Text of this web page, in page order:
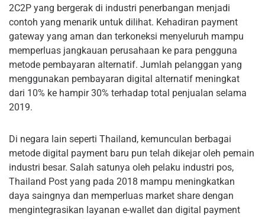
2C2P yang bergerak di industri penerbangan menjadi
contoh yang menarik untuk dilihat. Kehadiran payment
gateway yang aman dan terkoneksi menyeluruh mampu
memperluas jangkauan perusahaan ke para pengguna
metode pembayaran alternatif. Jumlah pelanggan yang
menggunakan pembayaran digital alternatif meningkat
dari 10% ke hampir 30% terhadap total penjualan selama
2019.
Di negara lain seperti Thailand, kemunculan berbagai
metode digital payment baru pun telah dikejar oleh pemain
industri besar. Salah satunya oleh pelaku industri pos,
Thailand Post yang pada 2018 mampu meningkatkan
daya saingnya dan memperluas market share dengan
mengintegrasikan layanan e-wallet dan digital payment